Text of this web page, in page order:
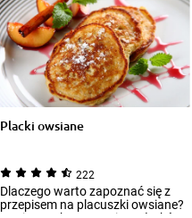
Placki owsiane
222
Dlaczego warto zapoznać się z
przepisem na placuszki owsiane?